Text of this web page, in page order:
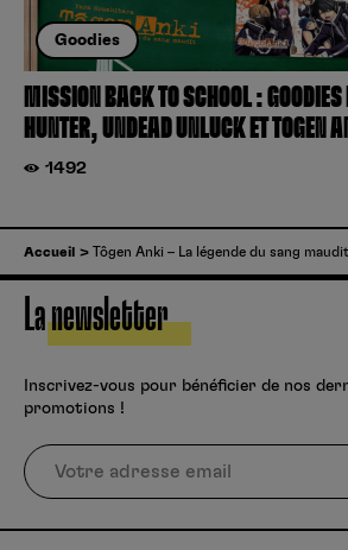
Goodies
MISSION BACK TO SCHOOL : GOODIES
HUNTER, UNDEAD UNLUCK ET TOGEN
1492
Accueil Tôgen Anki – La légende du sang
La newsletter
Inscrivez-vous pour bénéficier de nos
promotions !